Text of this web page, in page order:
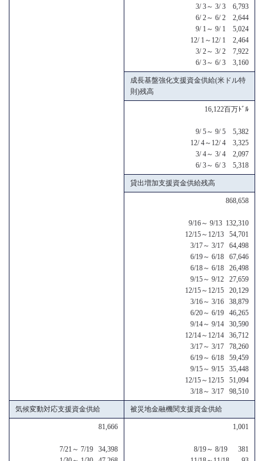
3/ 3～ 3/ 3 6,793
6/ 2～ 6/ 2 2,644
9/ 1～ 9/ 1 5,024
12/ 1～12/ 1 2,464
3/ 2～ 3/ 2 7,922
6/ 3～ 6/ 3 3,160
成長基盤強化支援資金供給(米ドル特
則)残高
16,122百万ﾄﾞﾙ
9/ 5～ 9/ 5 5,382
12/ 4～12/ 4 3,325
3/ 4～ 3/ 4 2,097
6/ 3～ 6/ 3 5,318
貸出増加支援資金供給残高
868,658
9/16～ 9/13 132,310
12/15～12/13 54,701
3/17～ 3/17 64,498
6/19～ 6/18 67,646
6/18～ 6/18 26,498
9/15～ 9/12 27,659
12/15～12/15 20,129
3/16～ 3/16 38,879
6/20～ 6/19 46,265
9/14～ 9/14 30,590
12/14～12/14 36,712
3/17～ 3/17 78,260
6/19～ 6/18 59,459
9/15～ 9/15 35,448
12/15～12/15 51,094
3/18～ 3/17 98,510
気候変動対応支援資金供給 被災地金融機関支援資金供給
81,666
7/21～ 7/19 34,398
1,001
8/19～ 8/19 381